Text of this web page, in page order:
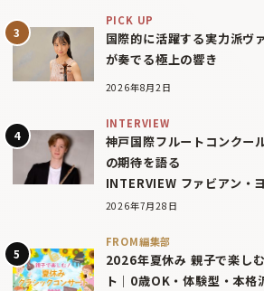
PICK UP
国際的に活躍する実力派ヴ
が奏でる極上の響き
2026年8月2日
INTERVIEW
神戸国際フルートコンクー
の期待を語る
INTERVIEW ファビアン・
2026年7月28日
FROM編集部
2026年夏休み 親子で楽し
ト｜0歳OK・体験型・本格